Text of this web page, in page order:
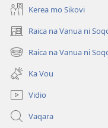
Kerea mo Sikovi
Raica na Vanua ni
(opens
new
window)
Raica na Vanua ni
(opens
new
window)
Ka Vou
Vidio
Vaqara